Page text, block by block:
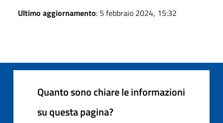
Ultimo aggiornamento: 5 febbraio 2024, 15:32
Quanto sono chiare le informazioni
su questa pagina?